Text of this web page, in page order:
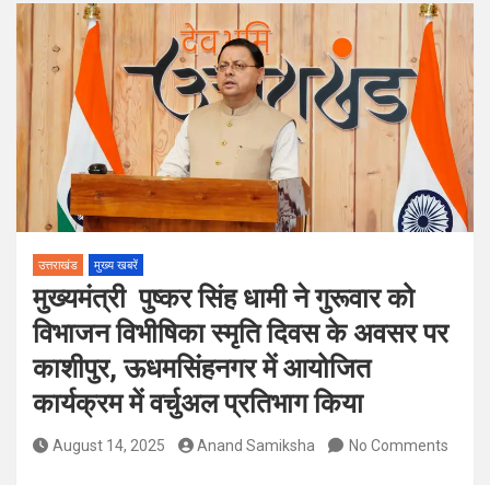
पदों पर होगा चयन
विश्व संस्कृत दिवस से पूर्व, उत्तराखण्ड ने वैश्विक स्तर पर संस्कृत के प्रसार
को दिया नया आयाम
उत्तराखंड मुख्य खबरें
मुख्यमंत्री पुष्कर सिंह धामी ने गुरूवार को
विभाजन विभीषिका स्मृति दिवस के अवसर पर
काशीपुर, ऊधमसिंहनगर में आयोजित
कार्यक्रम में वर्चुअल प्रतिभाग किया
August 14, 2025 Anand Samiksha No Comments